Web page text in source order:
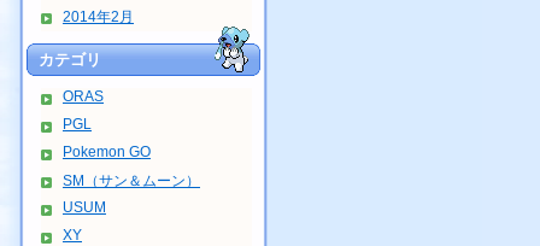
2014年2月
カテゴリ
ORAS
PGL
Pokemon GO
SM（サン＆ムーン）
USUM
XY